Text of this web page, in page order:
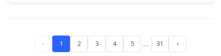
‹ 1 2 3 4 5 ... 31 ›